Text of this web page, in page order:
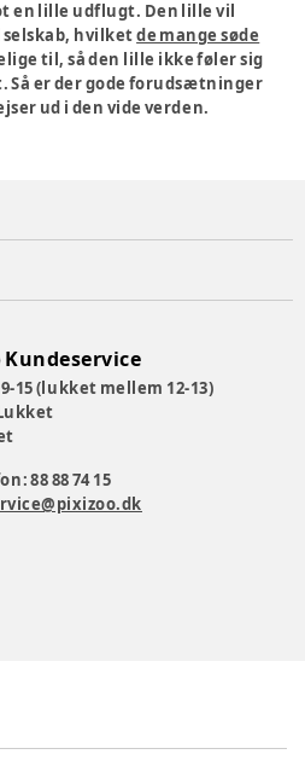
en lille udflugt. Den lille vil
selskab, hvilketde mange søde
til, så den lille ikke føler sig
Så er der gode forudsætninger
ud i den vide verden.
Kundeservice
15 (lukket mellem 12-13)
88 88 74 15